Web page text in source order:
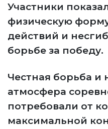
Участники
физическую
действий и
борьбе за победу.
Честная борьба и
атмосфера
потребовали от
максимальной